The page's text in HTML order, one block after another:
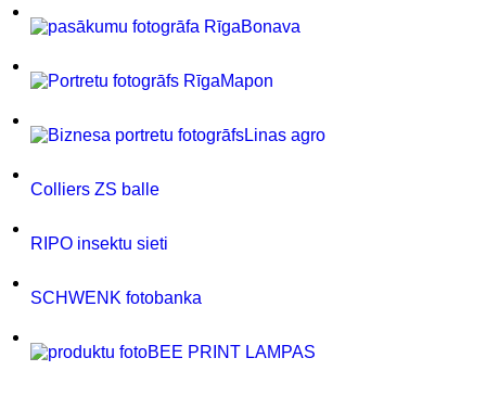
Bonava
Mapon
Linas agro
Colliers ZS balle
RIPO insektu sieti
SCHWENK fotobanka
BEE PRINT LAMPAS